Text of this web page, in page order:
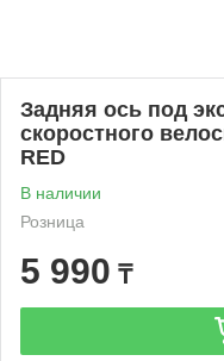
Задняя ось под
скоростного
RED
В наличии
Розница
5 990 ₸